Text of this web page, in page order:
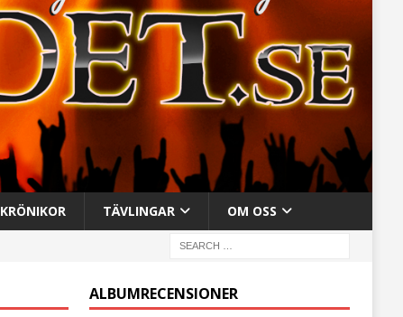
KRÖNIKOR TÄVLINGAR OM OSS
ALBUMRECENSIONER